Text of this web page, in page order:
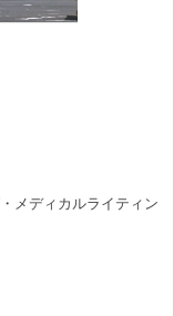
メディカルライティン